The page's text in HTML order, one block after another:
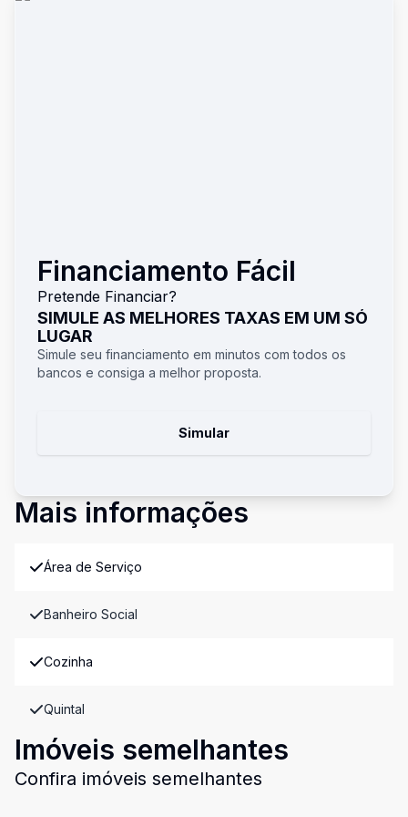
Financiamento Fácil
Pretende Financiar?
SIMULE AS MELHORES TAXAS EM UM SÓ
LUGAR
Simule seu financiamento em minutos com todos os
bancos e consiga a melhor proposta.
Simular
Mais informações
Área de Serviço
Banheiro Social
Cozinha
Quintal
Imóveis semelhantes
Confira imóveis semelhantes